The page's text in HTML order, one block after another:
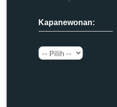
Kapanewonan: